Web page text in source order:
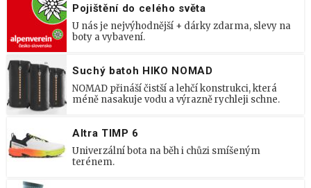
Pojištění do celého světa
U nás je nejvýhodnější + dárky zdarma, slevy na
boty a vybavení.
Suchý batoh HIKO NOMAD
NOMAD přináší čistší a lehčí konstrukci, která
méně nasakuje vodu a výrazně rychleji schne.
Altra TIMP 6
Univerzální bota na běh i chůzi smíšeným
terénem.